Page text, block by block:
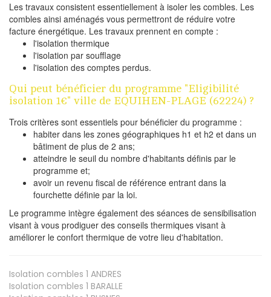
Les travaux consistent essentiellement à isoler les combles. Les
combles ainsi aménagés vous permettront de réduire votre
facture énergétique. Les travaux prennent en compte :
l'isolation thermique
l'isolation par soufflage
l'isolation des comptes perdus.
Qui peut bénéficier du programme "Eligibilité
isolation 1€" ville de EQUIHEN-PLAGE (62224) ?
Trois critères sont essentiels pour bénéficier du programme :
habiter dans les zones géographiques h1 et h2 et dans un
bâtiment de plus de 2 ans;
atteindre le seuil du nombre d'habitants définis par le
programme et;
avoir un revenu fiscal de référence entrant dans la
fourchette définie par la loi.
Le programme intègre également des séances de sensibilisation
visant à vous prodiguer des conseils thermiques visant à
améliorer le confort thermique de votre lieu d'habitation.
Isolation combles 1 ANDRES
Isolation combles 1 BARALLE